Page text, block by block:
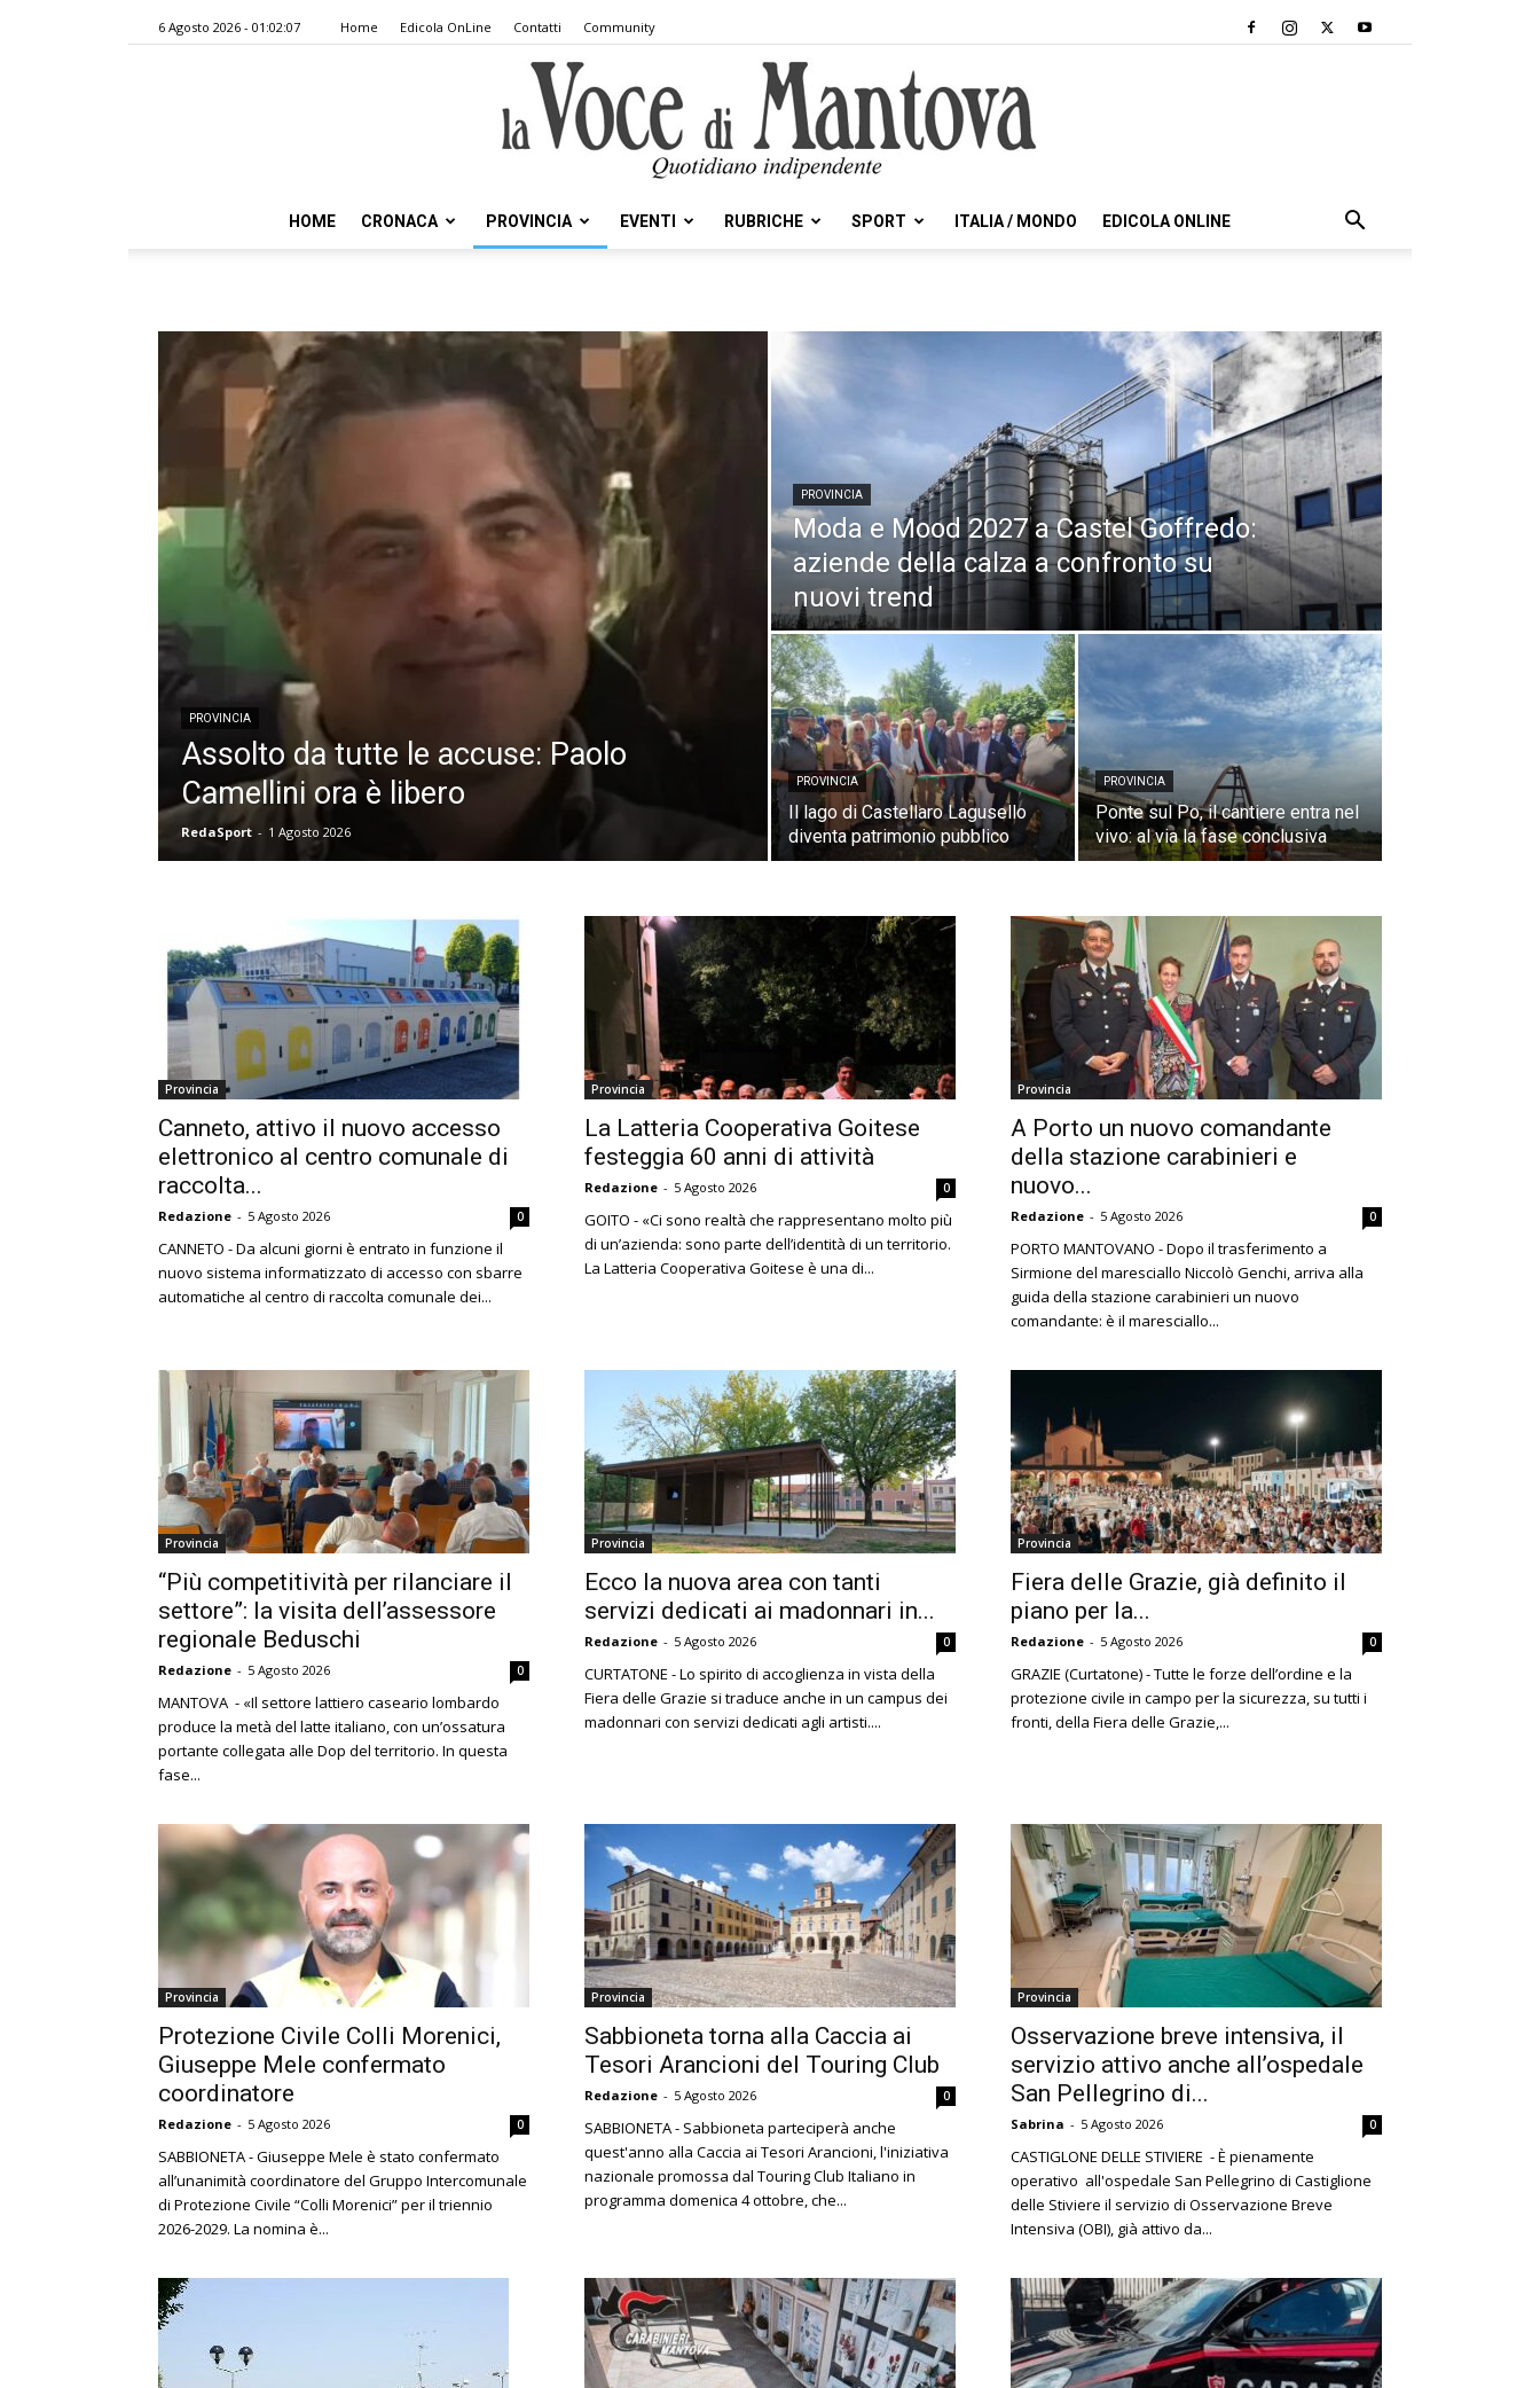
6 Agosto 2026 - 01:02:07 Home Edicola OnLine Contatti Community
Di
Mantova
HOME CRONACA PROVINCIA EVENTI RUBRICHE SPORT ITALIA / MONDO EDICOLA ONLINE
PROVINCIA
Assolto da tutte le accuse: Paolo
Camellini ora è libero
RedaSport - 1 Agosto 2026
PROVINCIA
Moda e Mood 2027 a Castel Goffredo:
aziende della calza a confronto su
nuovi trend
PROVINCIA
Il lago di Castellaro Lagusello
diventa patrimonio pubblico
PROVINCIA
Ponte sul Po, il cantiere entra nel
vivo: al via la fase conclusiva
Provincia
Canneto, attivo il nuovo accesso
elettronico al centro comunale di
raccolta...
Redazione - 5 Agosto 2026 0
CANNETO - Da alcuni giorni è entrato in funzione il
nuovo sistema informatizzato di accesso con sbarre
automatiche al centro di raccolta comunale dei...
Provincia
La Latteria Cooperativa Goitese
festeggia 60 anni di attività
Redazione - 5 Agosto 2026 0
GOITO - «Ci sono realtà che rappresentano molto più
di un’azienda: sono parte dell’identità di un territorio.
La Latteria Cooperativa Goitese è una di...
Provincia
A Porto un nuovo comandante
della stazione carabinieri e
nuovo...
Redazione - 5 Agosto 2026 0
PORTO MANTOVANO - Dopo il trasferimento a
Sirmione del maresciallo Niccolò Genchi, arriva alla
guida della stazione carabinieri un nuovo
comandante: è il maresciallo...
Provincia
“Più competitività per rilanciare il
settore”: la visita dell’assessore
regionale Beduschi
Redazione - 5 Agosto 2026 0
MANTOVA - «Il settore lattiero caseario lombardo
produce la metà del latte italiano, con un’ossatura
portante collegata alle Dop del territorio. In questa
fase...
Provincia
Ecco la nuova area con tanti
servizi dedicati ai madonnari in...
Redazione - 5 Agosto 2026 0
CURTATONE - Lo spirito di accoglienza in vista della
Fiera delle Grazie si traduce anche in un campus dei
madonnari con servizi dedicati agli artisti....
Provincia
Fiera delle Grazie, già definito il
piano per la...
Redazione - 5 Agosto 2026 0
GRAZIE (Curtatone) - Tutte le forze dell’ordine e la
protezione civile in campo per la sicurezza, su tutti i
fronti, della Fiera delle Grazie,...
Provincia
Protezione Civile Colli Morenici,
Giuseppe Mele confermato
coordinatore
Redazione - 5 Agosto 2026 0
SABBIONETA - Giuseppe Mele è stato confermato
all’unanimità coordinatore del Gruppo Intercomunale
di Protezione Civile “Colli Morenici” per il triennio
2026-2029. La nomina è...
Provincia
Sabbioneta torna alla Caccia ai
Tesori Arancioni del Touring Club
Redazione - 5 Agosto 2026 0
SABBIONETA - Sabbioneta parteciperà anche
quest'anno alla Caccia ai Tesori Arancioni, l'iniziativa
nazionale promossa dal Touring Club Italiano in
programma domenica 4 ottobre, che...
Provincia
Osservazione breve intensiva, il
servizio attivo anche all’ospedale
San Pellegrino di...
Sabrina - 5 Agosto 2026 0
CASTIGLONE DELLE STIVIERE - È pienamente
operativo all'ospedale San Pellegrino di Castiglione
delle Stiviere il servizio di Osservazione Breve
Intensiva (OBI), già attivo da...